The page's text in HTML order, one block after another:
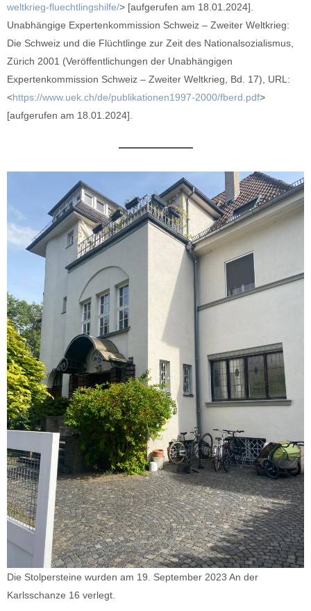
weltkrieg-fluechtlingshilfe/> [aufgerufen am 18.01.2024].
Unabhängige Expertenkommission Schweiz – Zweiter Weltkrieg:
Die Schweiz und die Flüchtlinge zur Zeit des Nationalsozialismus,
Zürich 2001 (Veröffentlichungen der Unabhängigen
Expertenkommission Schweiz – Zweiter Weltkrieg, Bd. 17), URL:
<https://www.uek.ch/de/publikationen1997-2000/fberd.pdf>
[aufgerufen am 18.01.2024].
Die Stolpersteine wurden am 19. September 2023 An der
Karlsschanze 16 verlegt.